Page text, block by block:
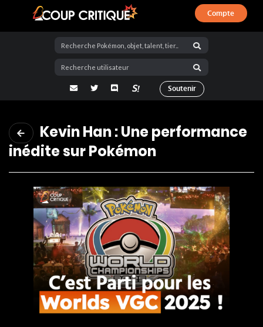
Coup Critique
Compte
adresse email
Twitter Discord La Salty Room sur Pokémon
Soutenir
Kevin Han : Une performance
inédite sur Pokémon